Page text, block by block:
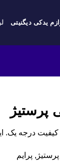
یدکی دیگنیتی
پرستیژ
کیفیت درجه
پرایم